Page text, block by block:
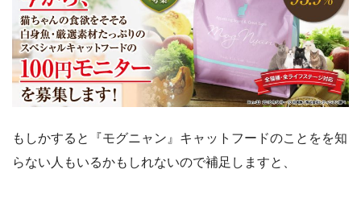
もしかすると『モグニャン』キャットフードのことをを知
らない人もいるかもしれないので補足しますと、